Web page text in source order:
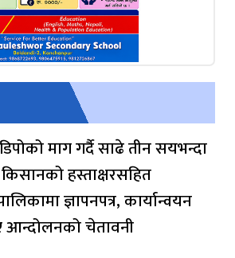
माग गर्दै साढे तीन सयभन्दा
हस्ताक्षरसहित
ज्ञापनपत्र, कार्यान्वयन
चेतावनी